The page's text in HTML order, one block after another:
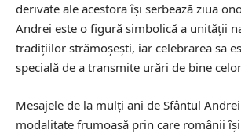
derivate ale acestora își serbează ziua
Andrei este o figură simbolică a unității
tradițiilor strămoșești, iar celebrarea sa
specială de a transmite urări de bine
Mesajele de la mulți ani de Sfântul
modalitate frumoasă prin care românii